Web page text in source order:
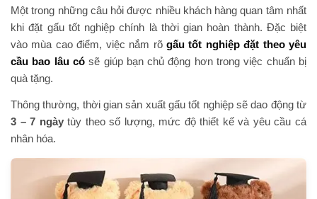
Một trong những câu hỏi được nhiều khách hàng quan tâm nhất
khi đặt gấu tốt nghiệp chính là thời gian hoàn thành. Đặc biệt
vào mùa cao điểm, việc nắm rõ gấu tốt nghiệp đặt theo yêu
cầu bao lâu cósẽ giúp bạn chủ động hơn trong việc chuẩn bị
quà tặng.
Thông thường, thời gian sản xuất gấu tốt nghiệp sẽ dao động từ
3 – 7 ngàytùy theo số lượng, mức độ thiết kế và yêu cầu cá
nhân hóa.